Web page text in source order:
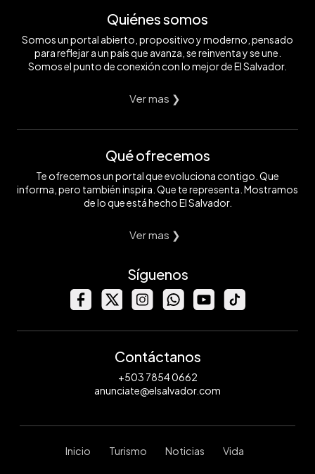
Quiénes somos
Somos un portal abierto, propositivo y moderno, pensado
para reflejar a un país que avanza, se reinventa y se une.
Somos el punto de conexión con lo mejor de El Salvador.
Ver mas ❯
Qué ofrecemos
Te ofrecemos un portal que evoluciona contigo. Que
informa, pero también inspira. Que te representa. Mostramos
de lo que está hecho El Salvador.
Ver mas ❯
Síguenos
Contáctanos
+503 7854 0662
anunciate@elsalvador.com
Inicio Turismo Noticias Vida